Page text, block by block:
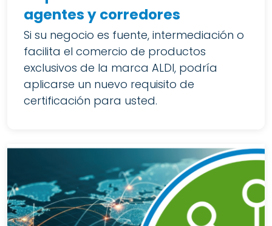
agentes y corredores
Si su negocio es fuente, intermediación o
facilita el comercio de productos
exclusivos de la marca ALDI, podría
aplicarse un nuevo requisito de
certificación para usted.